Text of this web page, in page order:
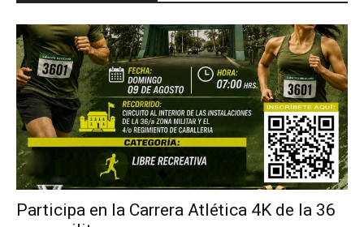
Participa en la Carrera Atlética 4K de la 36